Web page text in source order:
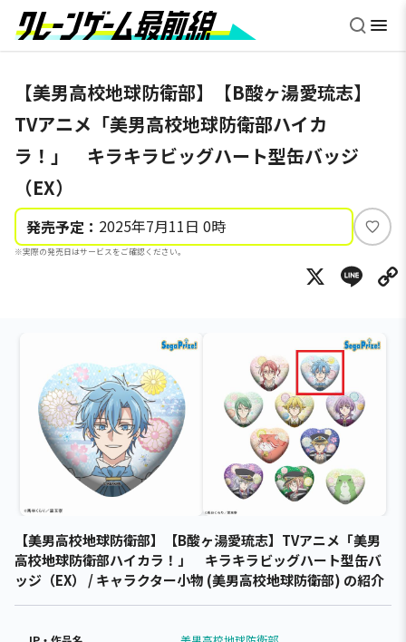
【美男高校地球防衛部】【B酸ヶ湯愛琉志】
TVアニメ「美男高校地球防衛部ハイカ
ラ！」 キラキラビッグハート型缶バッジ
（EX）
発売予定： 2025年7月11日 0時
※実際の発売日はサービスをご確認ください。
い
ね
X
【美男高校地球防衛部】【B酸ヶ湯愛琉志】TVアニメ「美男
高校地球防衛部ハイカラ！」 キラキラビッグハート型缶バ
ッジ（EX） / キャラクター小物 (美男高校地球防衛部) の紹介